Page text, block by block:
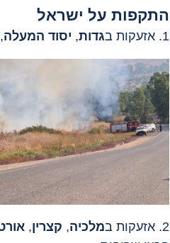
התקפות על ישראל
1. אזעקות ב גדות, יסוד המעלה,
2. אזעקות ב מלכיה, קצרין,